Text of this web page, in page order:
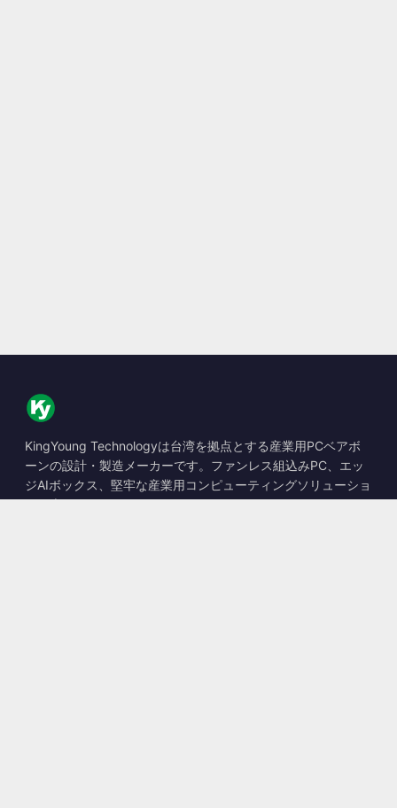
KingYoung Technologyは台湾を拠点とする産業用PCベアボ
ーンの設計・製造メーカーです。ファンレス組込みPC、エッ
ジAIボックス、堅牢な産業用コンピューティングソリューショ
ンを専門としています。